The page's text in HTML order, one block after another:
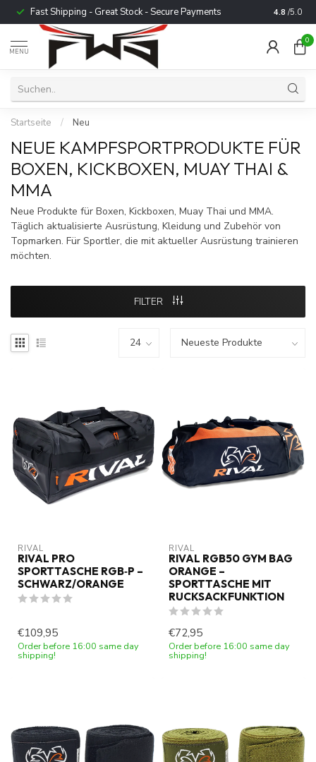
Fast Shipping - Great Stock - Secure Payments Trusted
4.8 /5.0
MENU
0
Startseite / Neu
NEUE KAMPFSPORTPRODUKTE FÜR
BOXEN, KICKBOXEN, MUAY THAI &
MMA
Neue Produkte für Boxen, Kickboxen, Muay Thai und MMA.
Täglich aktualisierte Ausrüstung, Kleidung und Zubehör von
Topmarken. Für Sportler, die mit aktueller Ausrüstung trainieren
möchten.
FILTER
RIVAL
RIVAL PRO
SPORTTASCHE RGB‑P –
SCHWARZ/ORANGE
€109,95
Order before 16:00 same day
shipping!
RIVAL
RIVAL RGB50 GYM BAG
ORANGE –
SPORTTASCHE MIT
RUCKSACKFUNKTION
€72,95
Order before 16:00 same day
shipping!